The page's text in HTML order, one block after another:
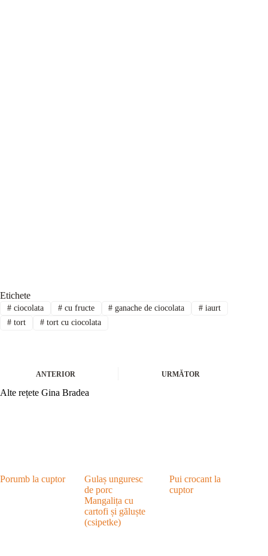
Etichete
#ciocolata #cu fructe # ganache de ciocolata # iaurt
#tort #tort cu ciocolata
ANTERIOR URMĂTOR
Alte rețete Gina Bradea
Porumb la cuptor
Gulaș unguresc
de porc
Mangalița cu
cartofi și găluște
(csipetke)
Pui crocant la
cuptor